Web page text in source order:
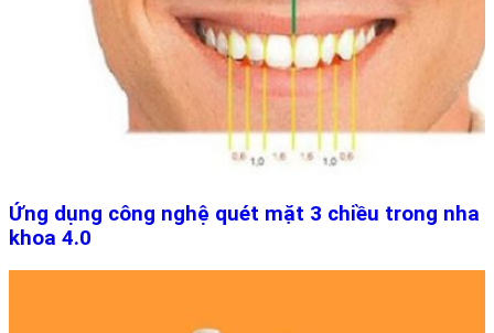
Ứng dụng công nghệ quét mặt 3 chiều trong nha
khoa 4.0